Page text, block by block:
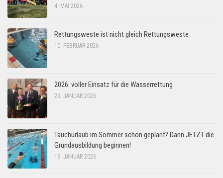
4. MAI 2026
Rettungsweste ist nicht gleich Rettungsweste
10. FEBRUAR 2026
2026: voller Einsatz für die Wasserrettung
29. JANUAR 2026
Tauchurlaub im Sommer schon geplant? Dann JETZT die
Grundausbildung beginnen!
19. JANUAR 2026